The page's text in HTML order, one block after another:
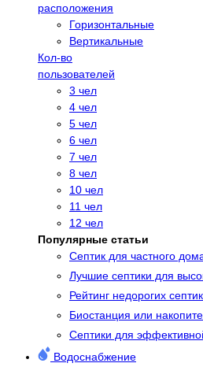
расположения
Горизонтальные
Вертикальные
Кол-во
пользователей
3 чел
4 чел
5 чел
6 чел
7 чел
8 чел
10 чел
11 чел
12 чел
Популярные статьи
Cептик для частного
Лучшие септики для
Рейтинг недорогих
Биостанция или
Септики для
Водоснабжение